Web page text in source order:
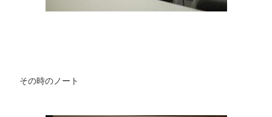
その時のノート